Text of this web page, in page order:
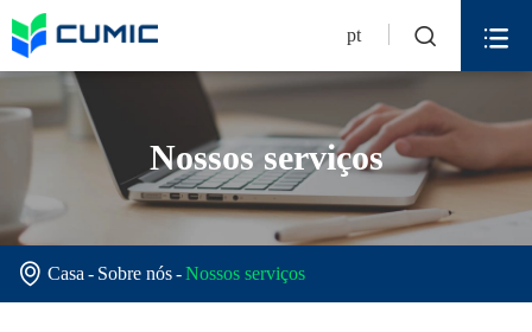
pt  
Nossos serviços
 Casa Sobre nós Nossos serviços